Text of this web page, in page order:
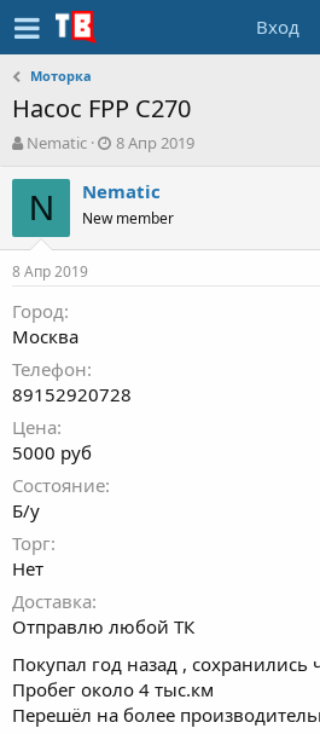
Вход
Моторка
Насос FPP С270
А
т
о
т
е
ы
Nematic
Д
т
н
а
8 Апр 2019
N Nematic
New member
8 Апр 2019
Город
Москва
Телефон
89152920728
Цена
5000 руб
Состояние
Б/у
Торг
Нет
Доставка
Отправлю любой ТК
Покупал год назад , сохранились
Пробег около 4 тыс.км
Перешёл на более